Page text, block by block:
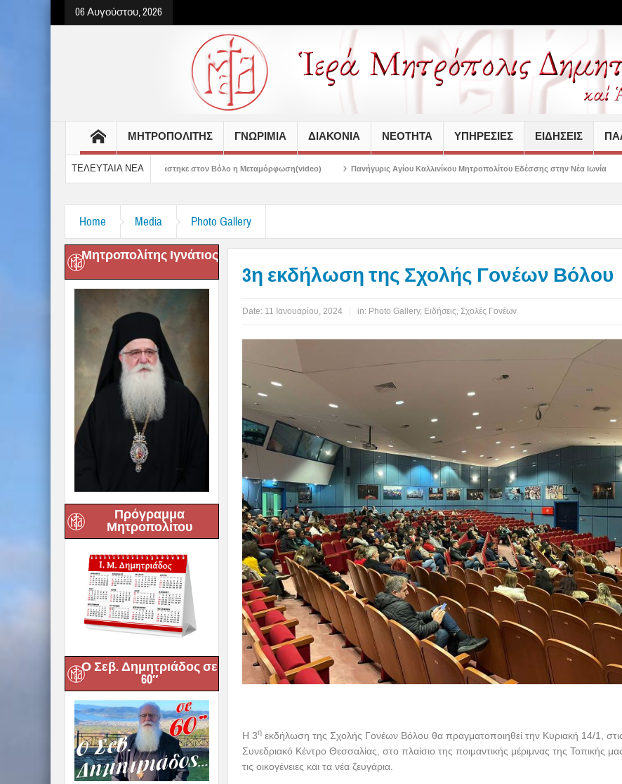
06 Αυγούστου, 2026
ΜΗΤΡΟΠΟΛΙΤΗΣ ΓΝΩΡΙΜΙΑ ΔΙΑΚΟΝΙΑ ΝΕΟΤΗΤΑ ΥΠΗΡΕΣΙΕΣ ΕΙΔΗΣΕΙΣ
ΤΕΛΕΥΤΑΙΑ ΝΕΑ
Με λαμπρότητα εορτάστηκε στον Βόλο η Μεταμόρφωση(video) Πανήγυρις Αγίου Καλλινίκου Μητροπολίτου Εδέσσης στην Νέα Ιωνία Αγιασμός των
Home Media Photo Gallery
Μητροπολίτης Ιγνάτιος
Πρόγραμμα
Μητροπολίτου
Ο Σεβ. Δημητριάδος σε
60″
3η εκδήλωση της Σχολής Γονέων Βόλου
Date: 11 Ιανουαρίου, 2024 in: Photo Gallery, Ειδήσεις, Σχολές Γονέων
Η 3ηεκδήλωση της Σχολής Γονέων Βόλου θα πραγματοποιηθεί την Κυριακή 14/1,
Συνεδριακό Κέντρο Θεσσαλίας, στο πλαίσιο της ποιμαντικής μέριμνας της Τοπικής
τις οικογένειες και τα νέα ζευγάρια.